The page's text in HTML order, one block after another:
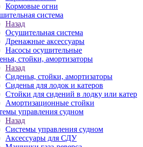
Кормовые огни
система
Назад
Осушительная система
Дренажные аксессуары
Насосы осушительные
стойки, амортизаторы
Назад
Сиденья, стойки, амортизаторы
Сиденья для лодок и катеров
Стойки для сидений в лодку или катер
Амортизационные стойки
управления судном
Назад
Системы управления судном
Аксессуары для СДУ